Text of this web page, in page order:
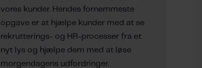
vores kunder. Hendes fornemmeste
opgave er at hjælpe kunder med at se
rekrutterings- og HR-processer fra et
nyt lys og hjælpe dem med at løse
morgendagens udfordringer.